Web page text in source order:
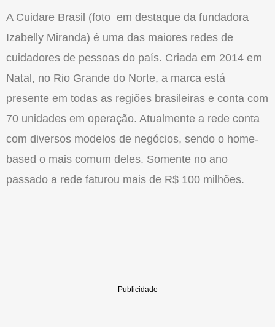
A Cuidare Brasil (foto em destaque da fundadora
Izabelly Miranda) é uma das maiores redes de
cuidadores de pessoas do país. Criada em 2014 em
Natal, no Rio Grande do Norte, a marca está
presente em todas as regiões brasileiras e conta com
70 unidades em operação. Atualmente a rede conta
com diversos modelos de negócios, sendo o home-
based o mais comum deles. Somente no ano
passado a rede faturou mais de R$ 100 milhões.